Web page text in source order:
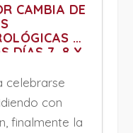
CAMBIA DE
Y
DÍAS 7, 8 Y
celebrarse
con
finalmente la